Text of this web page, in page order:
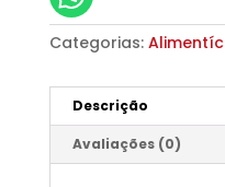
Categorias:
Descrição
Avaliações (0)